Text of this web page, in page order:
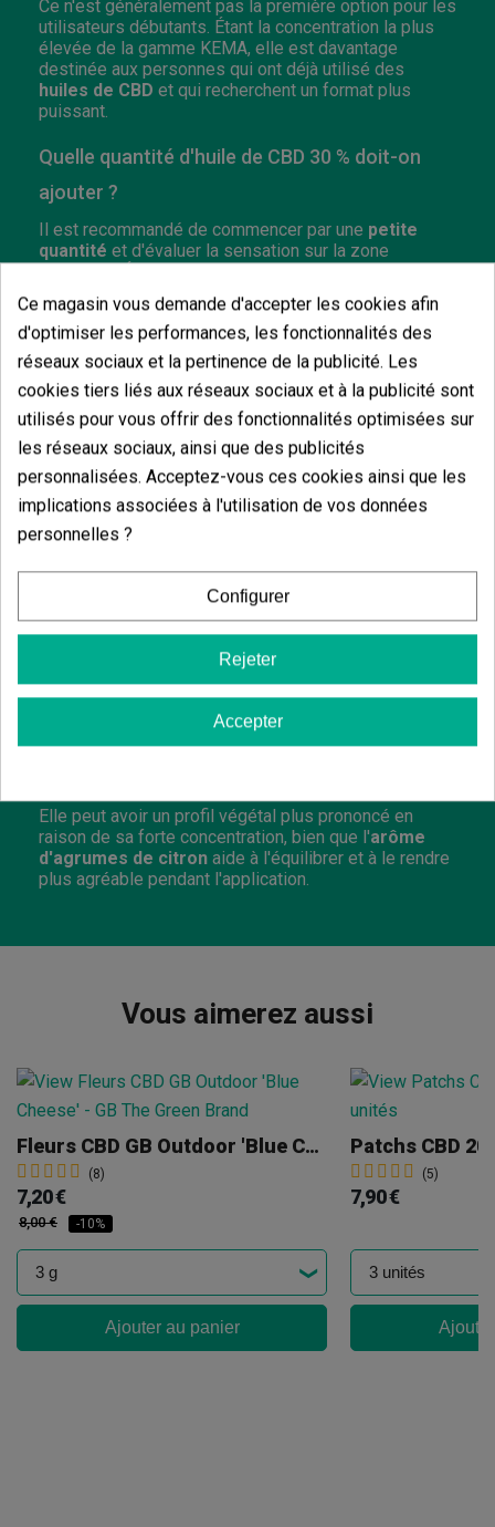
Ce n'est généralement pas la première option pour les
utilisateurs débutants. Étant la concentration la plus
élevée de la gamme KEMA, elle est davantage
destinée aux personnes qui ont déjà utilisé des
huiles de CBD et qui recherchent un format plus
puissant.
Quelle quantité d'huile de CBD 30 % doit-on
ajouter ?
Il est recommandé de commencer par une petite
quantité et d'évaluer la sensation sur la zone
nécessaire d'utiliser beaucoup de produit à chaque
application.
Peut-on combiner l'huile de CBD 30 % avec
d'autres produits corporels ?
Oui, elle peut être intégrée dans une routine
corporelle avec descrèmes ou des baumes
qu'il soit conseillé de l'appliquer sur une peau propre
et d'attendre qu'elle soit absorbée avant d'utiliser
d'autres produits par-dessus.
Spectrum MCT KEMA ?
Elle doit être conservée bien fermée, dans un endroit
frais, sec et à l'abri de la lumière directe
aide à mieux maintenir sa texture, son arôme et sa
stabilité.
L'huile de CBD 30 % a-t-elle un arôme plus
Elle peut avoir un profil végétal plus prononcé en
raison de sa forte concentration, bien que l'arôme
d'agrumes de citron aide à l'équilibrer et à le rendre
plus agréable pendant l'application.
Vous aimerez aussi
Fleurs CBD GB Outdoor 'Blue Cheese'
(8)
7,20 €
8,00 € -10%
Ajouter au panier
Patchs CBD
(5)
7,90 €
Ce magasin vous demande d'accepter les cookies afin
d'optimiser les performances, les fonctionnalités des
réseaux sociaux et la pertinence de la publicité. Les
cookies tiers liés aux réseaux sociaux et à la publicité sont
utilisés pour vous offrir des fonctionnalités optimisées sur
les réseaux sociaux, ainsi que des publicités
personnalisées. Acceptez-vous ces cookies ainsi que les
implications associées à l'utilisation de vos données
personnelles ?
Configurer
Rejeter
Accepter